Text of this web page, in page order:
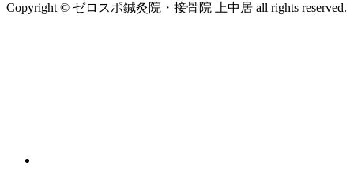
Copyright © ゼロスポ鍼灸院・接骨院 上中居 all rights reserved.